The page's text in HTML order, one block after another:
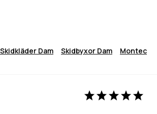
Skidkläder Dam Skidbyxor Dam Montec